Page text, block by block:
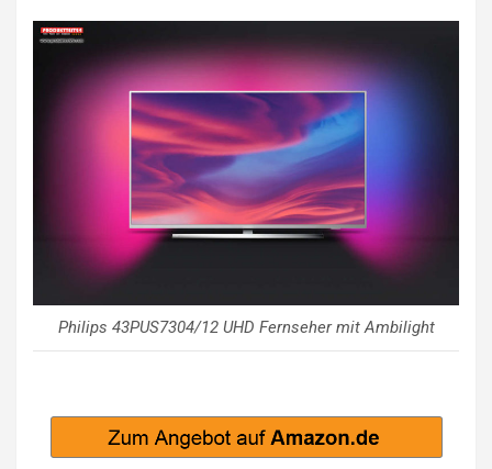
Philips 43PUS7304/12 UHD Fernseher mit Ambilight